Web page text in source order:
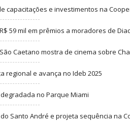
capacitações e investimentos na
59 mil em prêmios a moradores de
Caetano mostra de cinema sobre
regional e avança no Ideb 2025
no Parque Miami
Santo André e projeta sequência na